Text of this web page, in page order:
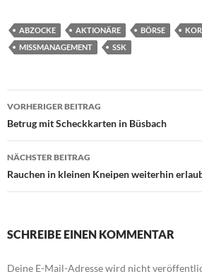
ABZOCKE AKTIONÄRE BÖRSE
MISSMANAGEMENT
SSK
Beitragsnavigation
VORHERIGER BEITRAG
Betrug mit Scheckkarten in Büsbach
NÄCHSTER BEITRAG
Rauchen in kleinen Kneipen weiterhin
SCHREIBE EINEN KOMMENTAR
Deine E-Mail-Adresse wird nicht